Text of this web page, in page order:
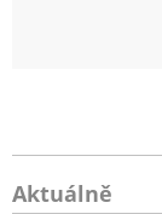
Aktuálně